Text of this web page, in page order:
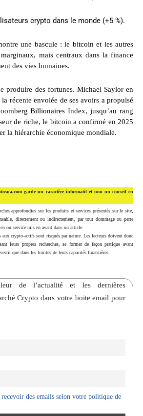
crypto dans le monde (+5 %).
une bascule : le bitcoin et les autres
mais centraux dans la finance
des vies humaines.
produire des fortunes. Michael Saylor en
récente envolée de ses avoirs a propulsé
Billionaires Index, jusqu’au rang
de riche, le bitcoin a confirmé en 2025
la hiérarchie économique mondiale.
garde un caractère informatif et non un conseil en
approfondies sur les produits et services présentés sur le site,
directement ou indirectement, par tout dommage ou perte
ou service mis en avant dans un article.
aux crypto-actifs sont risqués par nature. Les lecteurs doivent donc
leurs propres recherches, se former de façon pratique avant
que dans les limites de leurs capacités financières.
de l’actualité et les dernières
Crypto dans votre boite email pour
des emails selon votre politique de